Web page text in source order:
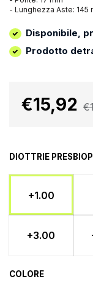
- Lunghezza Aste: 145
Disponibile,
Prodotto
€15,92
DIOTTRIE
+1.00
+3.00
COLORE